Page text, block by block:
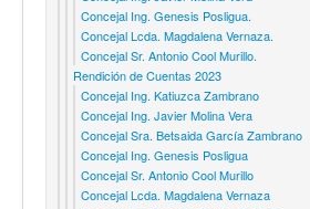
Concejal Ing. Genesis Posligua.
Concejal Lcda. Magdalena Vernaza.
Concejal Sr. Antonio Cool Murillo.
Rendición de Cuentas 2023
Concejal Ing. Katiuzca Zambrano
Concejal Ing. Javier Molina Vera
Concejal Sra. Betsaida García Zambrano
Concejal Ing. Genesis Posligua
Concejal Sr. Antonio Cool Murillo
Concejal Lcda. Magdalena Vernaza